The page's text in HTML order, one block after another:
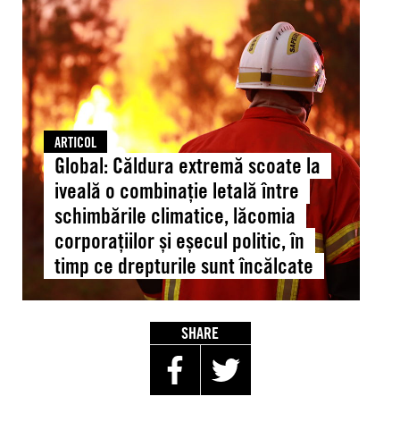
Căldura
extremă
scoate
la
iveală
o
combinație
letală
între
schimbările
climatice,
lăcomia
corporațiilor
ARTICOL
Global: Căldura extremă scoate la
iveală o combinație letală între
schimbările climatice, lăcomia
corporațiilor și eșecul politic, în
timp ce drepturile sunt încălcate
SHARE